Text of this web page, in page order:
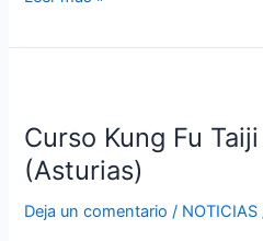
Curso Kung Fu
(Asturias)
Deja un comentario / NOTICIAS
Fu
Taiji
Quan
Arriondas